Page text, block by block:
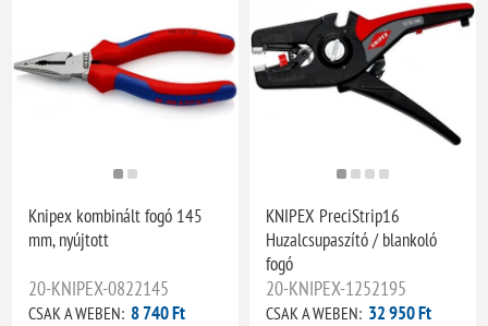
Knipex kombinált fogó 145
mm, nyújtott
20-KNIPEX-0822145
CSAK A WEBEN: 8 740 Ft
KNIPEX PreciStrip16
Huzalcsupaszító / blankoló
fogó
20-KNIPEX-1252195
CSAK A WEBEN: 32 950 Ft